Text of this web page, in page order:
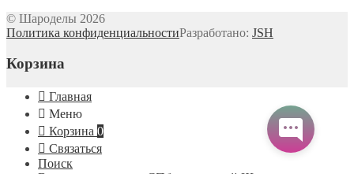
© Шароделы 2026
Политика конфиденциальностиРазработано: JSH
Корзина
Главная
Меню
Корзина 0
Связаться
Поиск